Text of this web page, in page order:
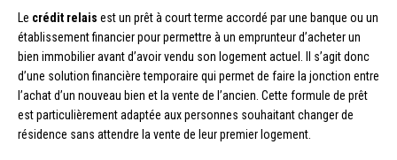
Le crédit relais est un prêt à court terme accordé par une banque ou un
établissement financier pour permettre à un emprunteur d’acheter un
bien immobilier avant d’avoir vendu son logement actuel. Il s’agit donc
d’une solution financière temporaire qui permet de faire la jonction entre
l’achat d’un nouveau bien et la vente de l’ancien. Cette formule de prêt
est particulièrement adaptée aux personnes souhaitant changer de
résidence sans attendre la vente de leur premier logement.